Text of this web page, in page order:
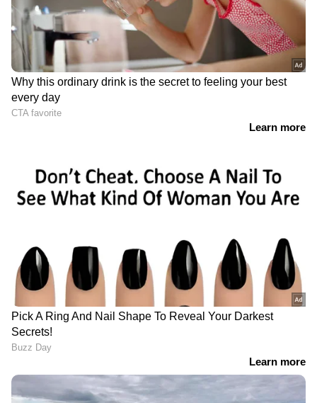
അനുഭവിക്കാൻAsianet News Malayalam
RECOMMENDED STORIES